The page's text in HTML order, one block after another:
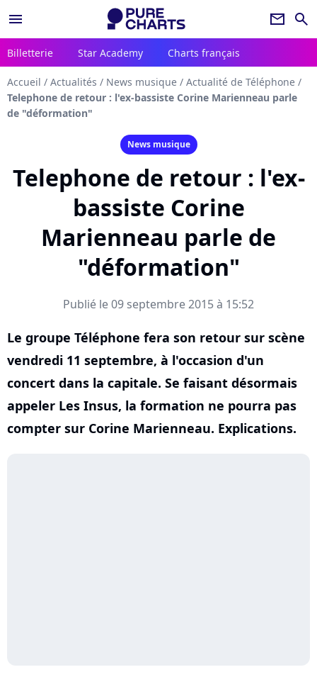
menu newsletter search
Billetterie Star Academy Charts français
Accueil / Actualités / News musique / Actualité de Téléphone /
Telephone de retour : l'ex-bassiste Corine Marienneau parle
de "déformation"
News musique
Telephone de retour : l'ex-
bassiste Corine
Marienneau parle de
"déformation"
Publié le 09 septembre 2015 à 15:52
Le groupe Téléphone fera son retour sur scène
vendredi 11 septembre, à l'occasion d'un
concert dans la capitale. Se faisant désormais
appeler Les Insus, la formation ne pourra pas
compter sur Corine Marienneau. Explications.